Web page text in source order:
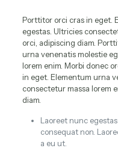
Porttitor orci cras in eget.
egestas. Ultricies
orci, adipiscing diam.
urna venenatis molestie
lorem enim. Morbi donec
in eget. Elementum urna
consectetur massa lorem
diam.
Laoreet nunc
consequat non.
a eu ut.